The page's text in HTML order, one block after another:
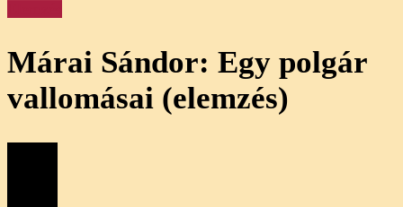
Márai Sándor: Egy polgár
vallomásai (elemzés)